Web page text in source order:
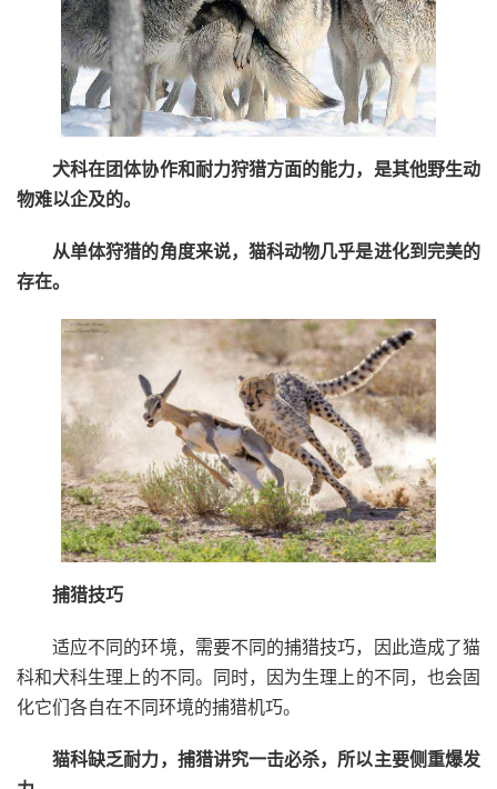
犬科在团体协作和耐力狩猎方面的能力，是其他野生动
物难以企及的。
从单体狩猎的角度来说，猫科动物几乎是进化到完美的
存在。
捕猎技巧
适应不同的环境，需要不同的捕猎技巧，因此造成了猫
科和犬科生理上的不同。同时，因为生理上的不同，也会固
化它们各自在不同环境的捕猎机巧。
猫科缺乏耐力，捕猎讲究一击必杀，所以主要侧重爆发